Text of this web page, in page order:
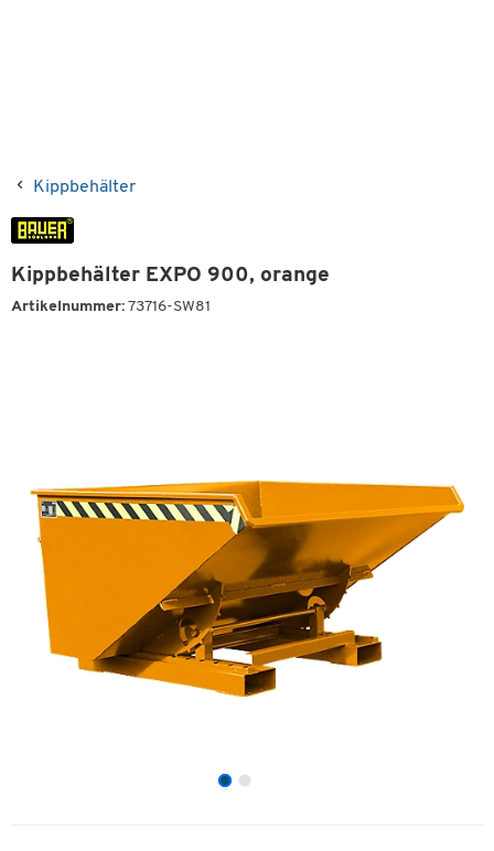
Kippbehälter
Kippbehälter EXPO 900, orange
Artikelnummer: 73716-SW81